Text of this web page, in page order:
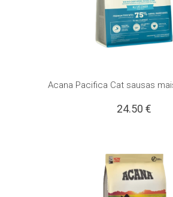
Acana Pacifica Cat sausas
24.50 €